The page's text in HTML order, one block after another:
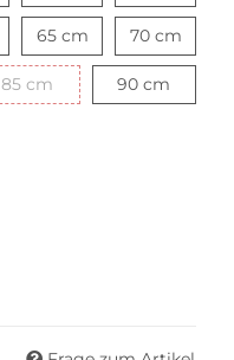
60 cm65 cm65 cm70 cm70 cm
85 cm 85 cm 90 cm